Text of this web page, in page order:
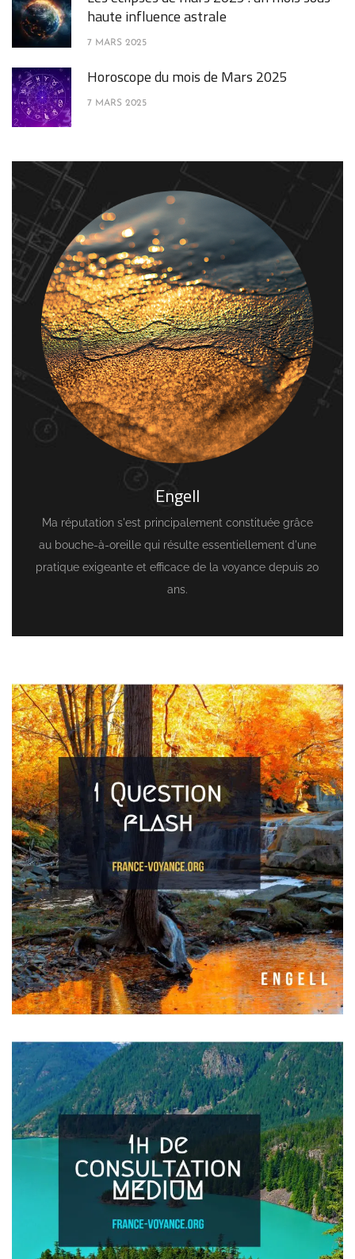
haute influence astrale
7 MARS 2025
Horoscope du mois de Mars 2025
7 MARS 2025
Engell
Ma réputation s'est principalement constituée grâce
au bouche-à-oreille qui résulte essentiellement d'une
pratique exigeante et efficace de la voyance depuis 20
ans.